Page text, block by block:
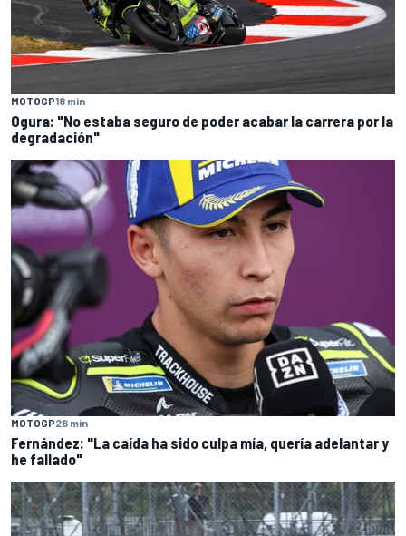
MOTOGP18 min
Ogura: "No estaba seguro de poder acabar la carrera por la
degradación"
MOTOGP28 min
Fernández: "La caída ha sido culpa mía, quería adelantar y
he fallado"